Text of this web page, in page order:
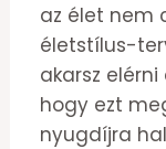
az élet nem
életstílus-
akarsz
hogy ezt
nyugdíjra